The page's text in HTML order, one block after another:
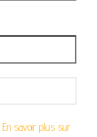
En savoir plus sur